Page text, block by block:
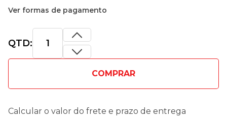
Ver formas de pagamento
QTD:
COMPRAR
Calcular o valor do frete e prazo de entrega